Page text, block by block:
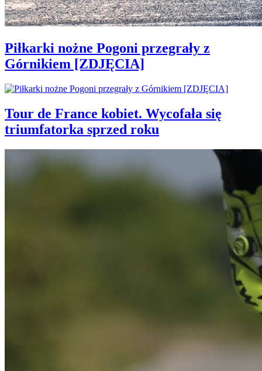
Piłkarki nożne Pogoni przegrały z
Górnikiem [ZDJĘCIA]
Tour de France kobiet. Wycofała się
triumfatorka sprzed roku